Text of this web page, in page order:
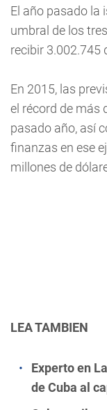
El año pasado la
umbral de los
recibir 3.002.745
En 2015, las
el récord de más
pasado año, así
finanzas en ese
millones de
LEA TAMBIEN
Experto en
de Cuba al